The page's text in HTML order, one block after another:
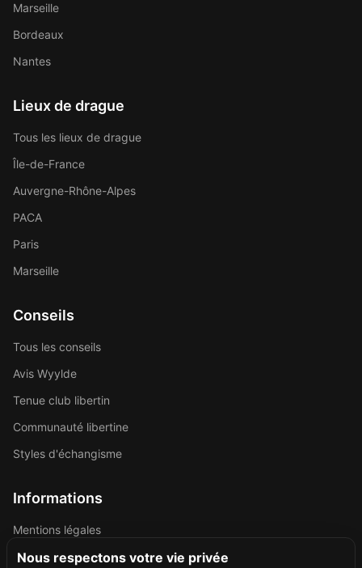
Marseille
Bordeaux
Nantes
Lieux de drague
Tous les lieux de drague
Île-de-France
Auvergne-Rhône-Alpes
PACA
Paris
Marseille
Conseils
Tous les conseils
Avis Wyylde
Tenue club libertin
Communauté libertine
Styles d'échangisme
Informations
Mentions légales
Politique de confidentialité
Nous respectons votre vie privée